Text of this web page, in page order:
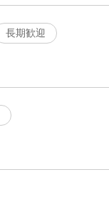
長期歓迎